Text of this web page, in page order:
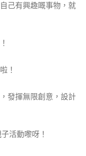
己有興趣嘅事物，就
！
發揮無限創意，設計
活動嚟呀！